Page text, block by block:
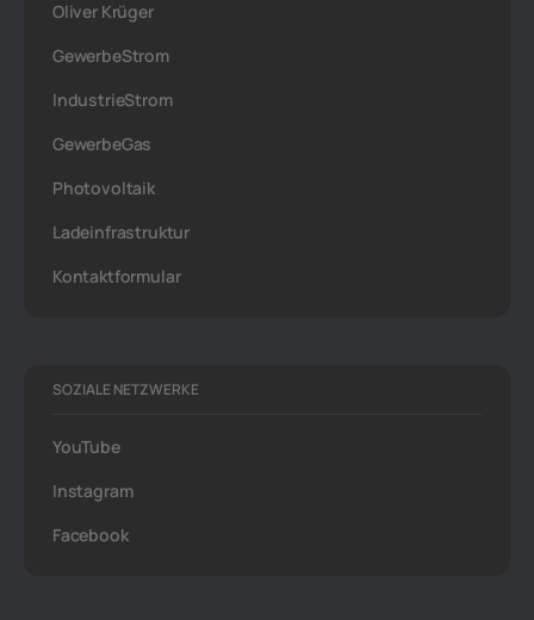
Oliver Krüger
GewerbeStrom
IndustrieStrom
GewerbeGas
Photovoltaik
Ladeinfrastruktur
Kontaktformular
SOZIALE NETZWERKE
YouTube
Instagram
Facebook